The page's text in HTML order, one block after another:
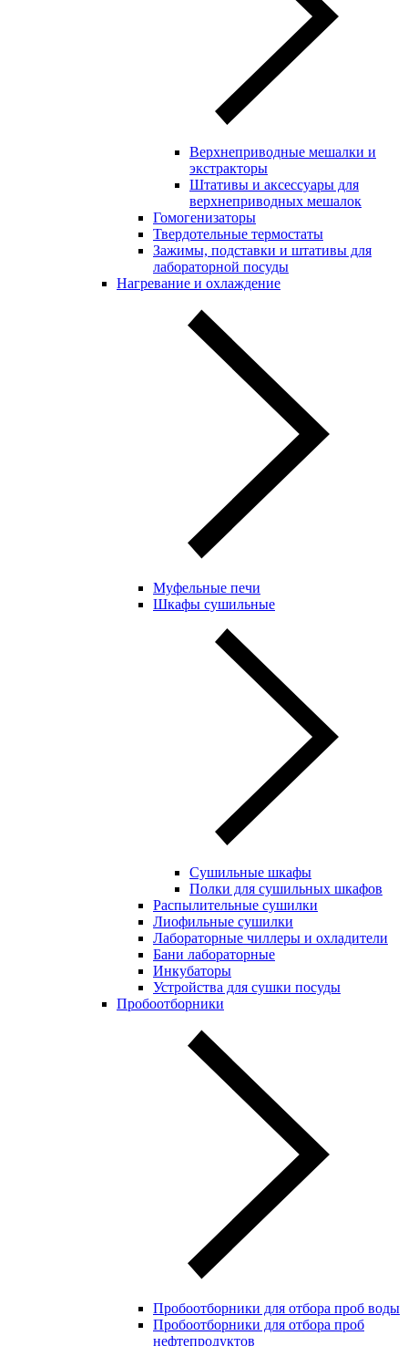
Верхнеприводные мешалки и
экстракторы
Штативы и аксессуары для
верхнеприводных мешалок
Гомогенизаторы
Твердотельные термостаты
Зажимы, подставки и штативы для
лабораторной посуды
Нагревание и охлаждение
Муфельные печи
Шкафы сушильные
Сушильные шкафы
Полки для сушильных шкафов
Распылительные сушилки
Лиофильные сушилки
Лабораторные чиллеры и охладители
Бани лабораторные
Инкубаторы
Устройства для сушки посуды
Пробоотборники
Пробоотборники для отбора проб воды
Пробоотборники для отбора проб
нефтепродуктов